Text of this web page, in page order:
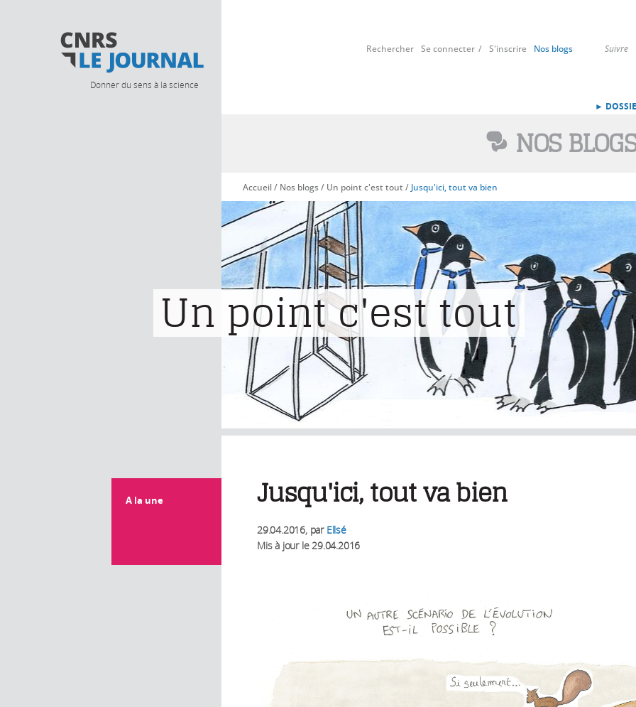
Donner du sens à la science
Suivre
Rechercher Se connecter S'inscrire Nos blogs
►
NOS
Vous êtes ici
Accueil/ Nos blogs/ Un point c'est tout/ Jusqu'ici, tout va bien
Un point c'est tout
A la une Jusqu'ici, tout va bien
29.04.2016, par Ellsé
Mis à jour le29.04.2016